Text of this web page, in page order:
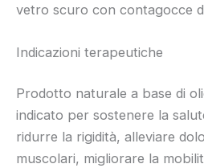
vetro scuro con contagocce
Indicazioni terapeutiche
Prodotto naturale a base di
indicato per sostenere la
ridurre la rigidità, alleviare
muscolari, migliorare la